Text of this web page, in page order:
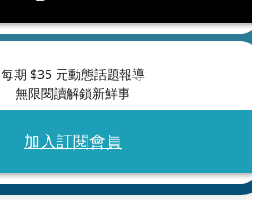
每期 $35 元動態話題報導
無限閱讀解鎖新鮮事
加入訂閱會員